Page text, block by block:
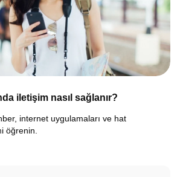
iletişim nasıl sağlanır?
internet uygulamaları ve hat
öğrenin.